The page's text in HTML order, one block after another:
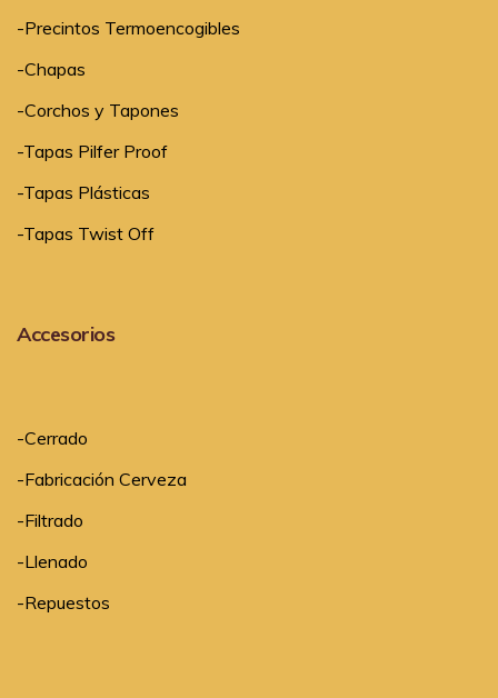
-Precintos Termoencogibles
-Chapas
-Corchos y Tapones
-Tapas Pilfer Proof
-Tapas Plásticas
-Tapas Twist Off
Accesorios
-Cerrado
-Fabricación Cerveza
-Filtrado
-Llenado
-Repuestos